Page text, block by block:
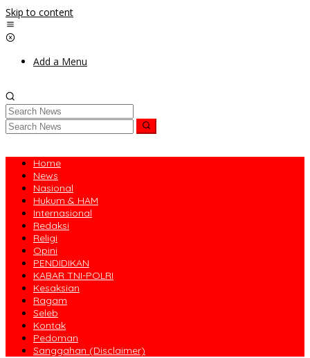
Skip to content
Add a Menu
Home
News
Nasional
Hukum & HAM
Internasional
Redaksi
Religi
Opini
PENDIDIKAN
KABAR TNI-POLRI
Kesaksian
Ragam
Seleb
Kontak
Pedoman
Sanggahan (Disclaimer)